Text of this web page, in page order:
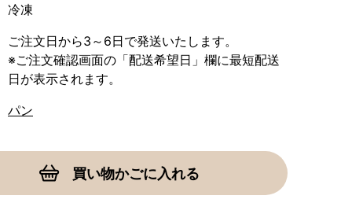
冷凍
ご注文日から3～6日で発送いたします。
※ご注文確認画面の「配送希望日」欄に最短配送
日が表示されます。
パン
買い物かごに入れる